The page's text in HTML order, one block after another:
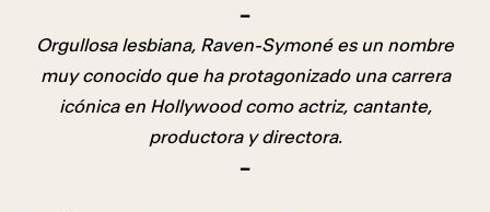
–
Orgullosa lesbiana, Raven-Symoné es un nombre
muy conocido que ha protagonizado una carrera
icónica en Hollywood como actriz, cantante,
productora y directora.
–